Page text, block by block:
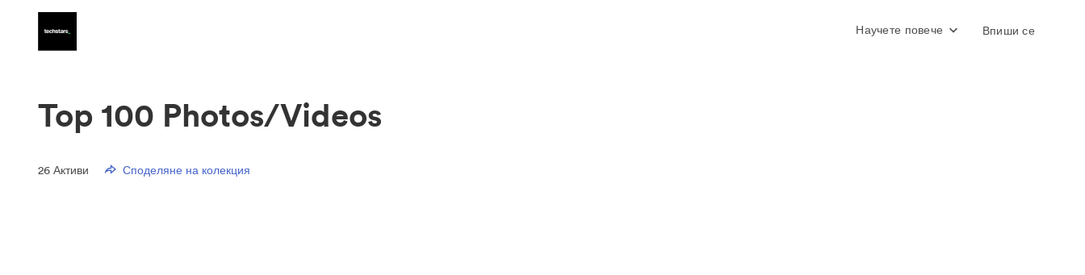
Научете повече Впиши се
Top 100 Photos/Videos
26 Активи Споделяне на колекция